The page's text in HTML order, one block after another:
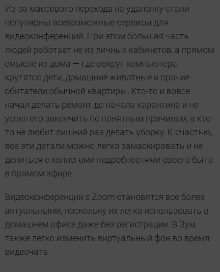
Из-за массового перехода на удаленку стали
популярны всевозможные сервисы для
видеоконференций. При этом большая часть
людей работает не из личных кабинетов, а прямом
смысле из дома — где вокруг компьютера
крутятся дети, домашние животные и прочие
обитатели обычной квартиры. Кто-то и вовсе
начал делать ремонт до начала карантина и не
успел его закончить по понятным причинам, а кто-
то не любит лишний раз делать уборку. К счастью,
все эти детали можно легко замаскировать и не
делиться с коллегами подробностями своего быта
в прямом эфире.
Видеоконференции с Zoom становятся все более
актуальными, поскольку их легко использовать в
домашнем офисе даже без регистрации. В Зум
также легко изменить виртуальный фон во время
видеочата.